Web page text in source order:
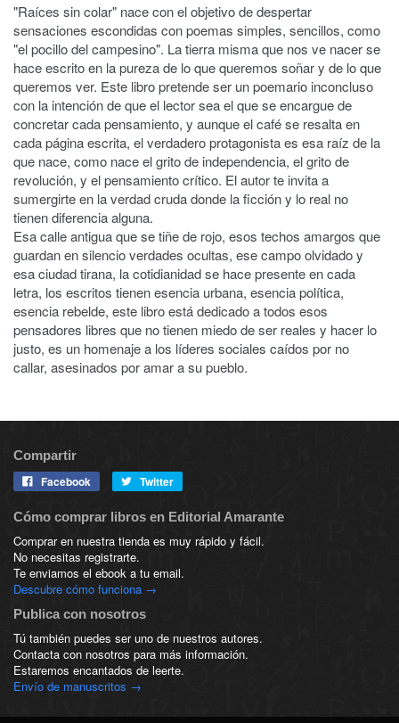
"Raíces sin colar" nace con el objetivo de despertar
sensaciones escondidas con poemas simples, sencillos, como
"el pocillo del campesino". La tierra misma que nos ve nacer se
hace escrito en la pureza de lo que queremos soñar y de lo que
queremos ver. Este libro pretende ser un poemario inconcluso
con la intención de que el lector sea el que se encargue de
concretar cada pensamiento, y aunque el café se resalta en
cada página escrita, el verdadero protagonista es esa raíz de la
que nace, como nace el grito de independencia, el grito de
revolución, y el pensamiento crítico. El autor te invita a
sumergirte en la verdad cruda donde la ficción y lo real no
tienen diferencia alguna.
Esa calle antigua que se tiñe de rojo, esos techos amargos que
guardan en silencio verdades ocultas, ese campo olvidado y
esa ciudad tirana, la cotidianidad se hace presente en cada
letra, los escritos tienen esencia urbana, esencia política,
esencia rebelde, este libro está dedicado a todos esos
pensadores libres que no tienen miedo de ser reales y hacer lo
justo, es un homenaje a los líderes sociales caídos por no
callar, asesinados por amar a su pueblo.
Compartir
Facebook Twitter
Cómo comprar libros en Editorial Amarante
Comprar en nuestra tienda es muy rápido y fácil.
No necesitas registrarte.
Te enviamos el ebook a tu email.
Descubre cómo funciona →
Publica con nosotros
Tú también puedes ser uno de nuestros autores.
Contacta con nosotros para más información.
Estaremos encantados de leerte.
Envío de manuscritos →